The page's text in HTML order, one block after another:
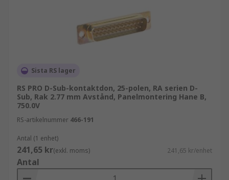
Sista RS lager
RS PRO D-Sub-kontaktdon, 25-polen, RA serien D-
Sub, Rak 2.77 mm Avstånd, Panelmontering Hane B,
750.0V
RS-artikelnummer 466-191
Antal (1 enhet)
241,65 kr(exkl. moms) 241,65 kr/enhet
Antal